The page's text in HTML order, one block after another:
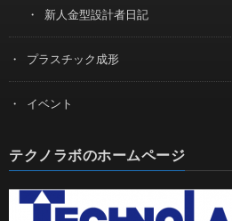
新人金型設計者日記
プラスチック成形
イベント
テクノラボのホームページ